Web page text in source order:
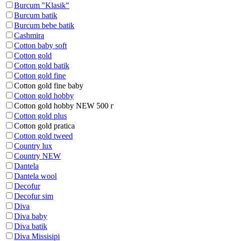
Burcum "Klasik"
Burcum batik
Burcum bebe batik
Cashmira
Cotton baby soft
Cotton gold
Cotton gold batik
Cotton gold fine
Cotton gold fine baby
Cotton gold hobby
Cotton gold hobby NEW 500 г
Cotton gold plus
Cotton gold pratica
Cotton gold tweed
Country lux
Country NEW
Dantela
Dantela wool
Decofur
Decofur sim
Diva
Diva baby
Diva batik
Diva Missisipi